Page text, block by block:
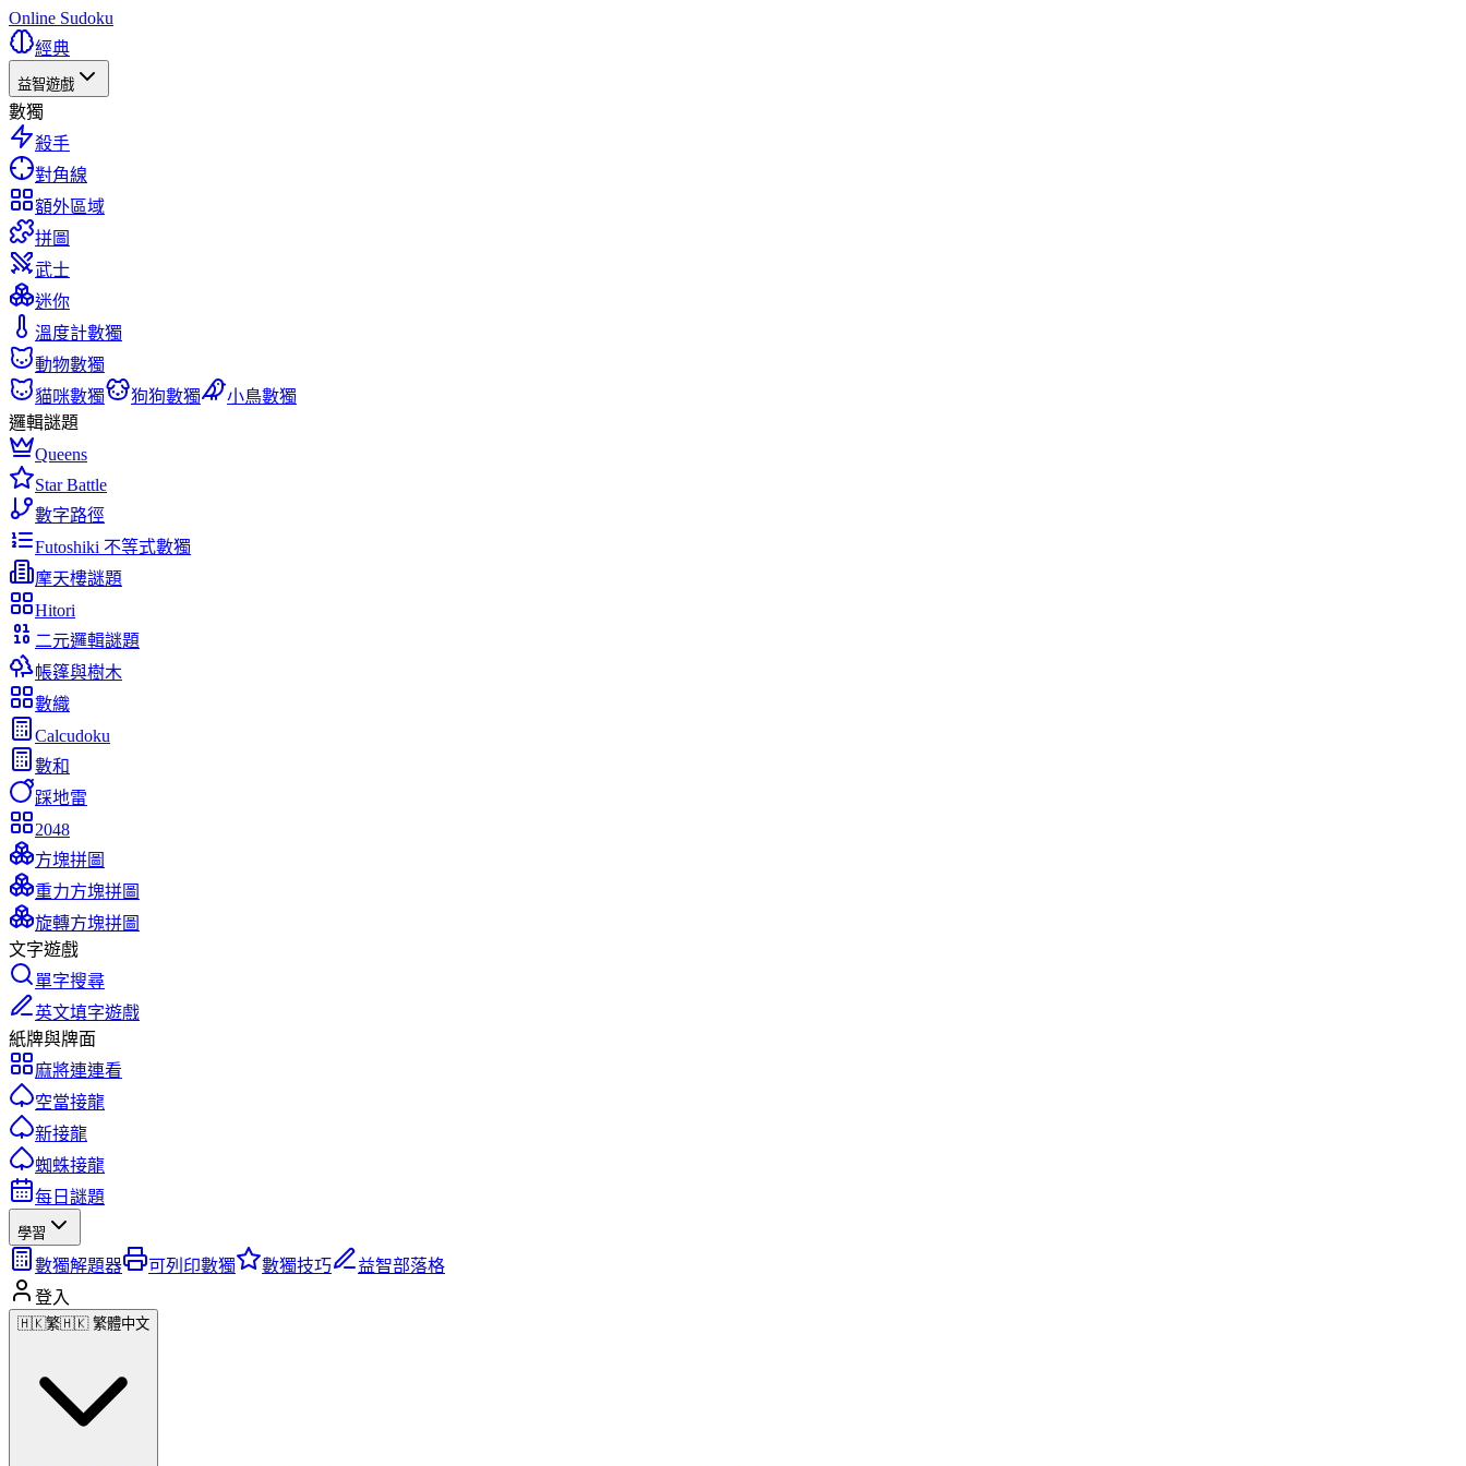
Online Sudoku
經典
益智遊戲
數獨
殺手
對角線
額外區域
拼圖
武士
迷你
溫度計數獨
動物數獨
貓咪數獨
狗狗數獨
小鳥數獨
邏輯謎題
Queens
Star Battle
數字路徑
Futoshiki 不等式數獨
摩天樓謎題
Hitori
二元邏輯謎題
帳篷與樹木
數織
Calcudoku
數和
踩地雷
2048
方塊拼圖
重力方塊拼圖
旋轉方塊拼圖
文字遊戲
單字搜尋
英文填字遊戲
紙牌與牌面
麻將連連看
空當接龍
新接龍
蜘蛛接龍
每日謎題
學習
數獨解題器 可列印數獨 數獨技巧
益智部落格
登入
🇭🇰繁🇭🇰 繁體中文